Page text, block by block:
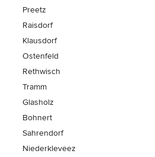
Preetz
Raisdorf
Klausdorf
Ostenfeld
Rethwisch
Tramm
Glasholz
Bohnert
Sahrendorf
Niederkleveez